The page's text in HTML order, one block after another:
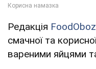
Редакція FoodOboz
смачної та
вареними яйцями